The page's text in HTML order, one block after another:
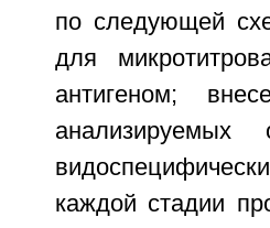
по следующей
для
антигеном;
каждой стадии